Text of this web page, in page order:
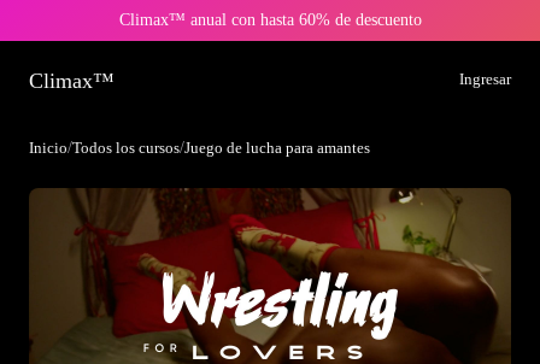
Climax™ anual con hasta 60% de descuento
Climax™ Ingresar
Inicio/Todos los cursos/Juego de lucha para amantes